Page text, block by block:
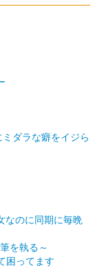
ダラな癖をイジら
なのに同期に毎晩
を執る～
困ってます